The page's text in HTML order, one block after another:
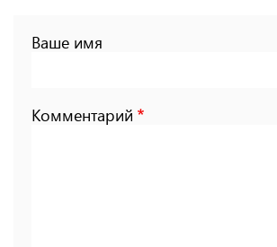
Ваше имя
Комментарий